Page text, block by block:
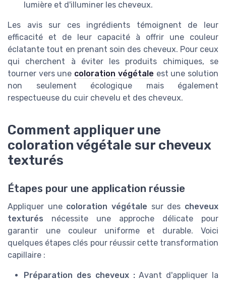
lumière et d'illuminer les cheveux.
Les avis sur ces ingrédients témoignent de leur
efficacité et de leur capacité à offrir une couleur
éclatante tout en prenant soin des cheveux. Pour ceux
qui cherchent à éviter les produits chimiques, se
tourner vers une coloration végétale est une solution
non seulement écologique mais également
respectueuse du cuir chevelu et des cheveux.
Comment appliquer une
coloration végétale sur cheveux
texturés
Étapes pour une application réussie
Appliquer une coloration végétale sur des cheveux
texturés nécessite une approche délicate pour
garantir une couleur uniforme et durable. Voici
quelques étapes clés pour réussir cette transformation
capillaire :
Préparation des cheveux :Avant d'appliquer la